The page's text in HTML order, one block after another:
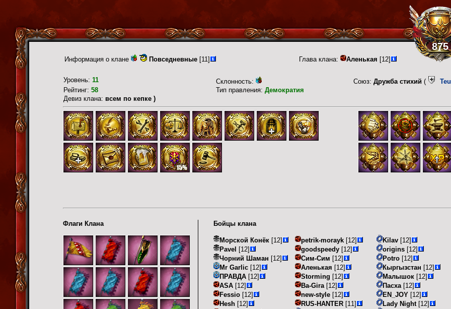
875
Информация о клане Повседневные [11] Глава клана: Аленькая [12]
Уровень: 11 Склонность: Союз: Дружба стихий (
Рейтинг: 58 Тип правления: Демократия
Девиз клана: всем по кепке )
Флаги Клана Бойцы клана
Морской Конёк [12]
Pavel [12]
Чорний Шаман [12]
Mr Garlic [12]
ПРАВДА [12]
ASA [12]
Fessio [12]
Hesh [12]
petrik-morayk [12]
goodspeedy [12]
Сим-Сим [12]
Аленькая [12]
Storming [12]
Ba-Gira [12]
new-style [12]
RUS-HANTER [11]
Kilav [12]
origins [12]
Potro [12]
Кыргызстан [12]
Малышок [12]
Пасха [12]
EN_JOY [12]
Lady Night [12]